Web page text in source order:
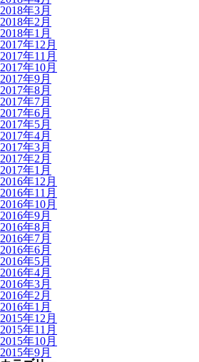
2018年3月
2018年2月
2018年1月
2017年12月
2017年11月
2017年10月
2017年9月
2017年8月
2017年7月
2017年6月
2017年5月
2017年4月
2017年3月
2017年2月
2017年1月
2016年12月
2016年11月
2016年10月
2016年9月
2016年8月
2016年7月
2016年6月
2016年5月
2016年4月
2016年3月
2016年2月
2016年1月
2015年12月
2015年11月
2015年10月
2015年9月